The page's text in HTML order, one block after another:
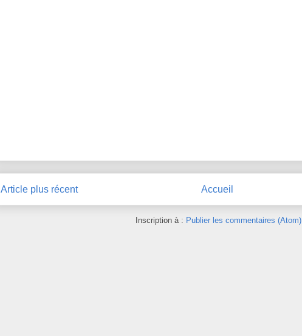
Article plus récent Accueil
Inscription à : Publier les commentaires (Atom)